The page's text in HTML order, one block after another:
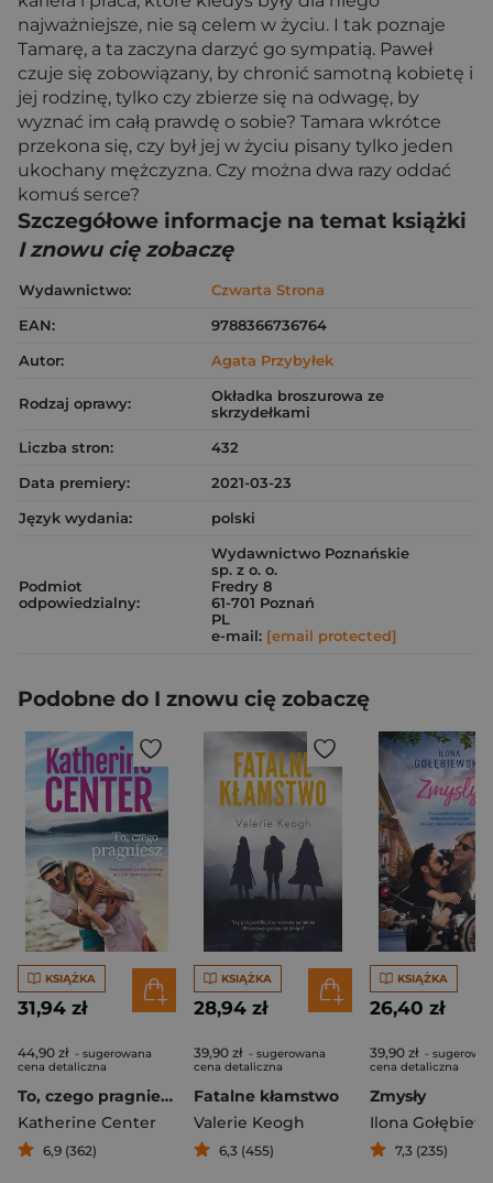
najważniejsze, nie są celem w życiu. I tak poznaje
Tamarę, a ta zaczyna darzyć go sympatią. Paweł
czuje się zobowiązany, by chronić samotną kobietę i
jej rodzinę, tylko czy zbierze się na odwagę, by
wyznać im całą prawdę o sobie? Tamara wkrótce
przekona się, czy był jej w życiu pisany tylko jeden
ukochany mężczyzna. Czy można dwa razy oddać
komuś serce?
Szczegółowe informacje na temat książki
I znowu cię zobaczę
Wydawnictwo:
Czwarta Strona
EAN:
9788366736764
Autor:
Agata Przybyłek
Rodzaj oprawy:
Okładka broszurowa ze
skrzydełkami
Liczba stron:
432
Data premiery:
2021-03-23
Język wydania:
polski
Podmiot
odpowiedzialny:
Wydawnictwo Poznańskie
sp. z o. o.
Fredry 8
61-701 Poznań
PL
e-mail: [email protected]
Podobne do I znowu cię zobaczę
KSIĄŻKA
31,94 zł
44,90 zł - sugerowana
cena detaliczna
To, czego pragniesz
Katherine Center
6,9 (362)
KSIĄŻKA
28,94 zł
39,90 zł - sugerowana
cena detaliczna
Fatalne kłamstwo
Valerie Keogh
6,3 (455)
KSIĄŻKA
26,40 zł
39,90 zł -
cena detaliczna
Zmysły
Ilona
7,3 (235)